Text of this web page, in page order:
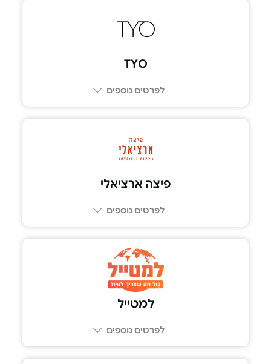
TYO
לפרטים נוספים
פיצה ארציאלי
לפרטים נוספים
למטייל
לפרטים נוספים